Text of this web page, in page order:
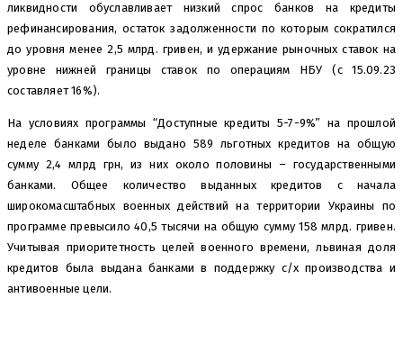
ликвидности обуславливает низкий спрос банков на кредиты
рефинансирования, остаток задолженности по которым сократился
до уровня менее 2,5 млрд. гривен, и удержание рыночных ставок на
уровне нижней границы ставок по операциям НБУ (с 15.09.23
составляет 16%).
На условиях программы “Доступные кредиты 5-7-9%” на прошлой
неделе банками было выдано 589 льготных кредитов на общую
сумму 2,4 млрд грн, из них около половины – государственными
банками. Общее количество выданных кредитов с начала
широкомасштабных военных действий на территории Украины по
программе превысило 40,5 тысячи на общую сумму 158 млрд. гривен.
Учитывая приоритетность целей военного времени, львиная доля
кредитов была выдана банками в поддержку с/х производства и
антивоенные цели.